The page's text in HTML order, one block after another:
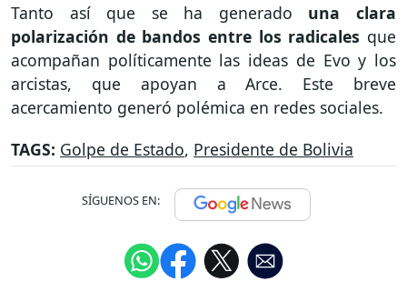
Tanto así que se ha generado una clara
polarización de bandos entre los radicales que
acompañan políticamente las ideas de Evo y los
arcistas, que apoyan a Arce. Este breve
acercamiento generó polémica en redes sociales.
TAGS: Golpe de Estado, Presidente de Bolivia
SÍGUENOS EN: